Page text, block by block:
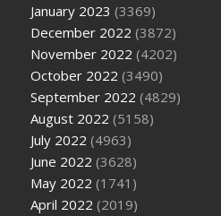
January 2023 (3369)
December 2022 (3872)
November 2022 (4202)
October 2022 (3490)
September 2022 (4829)
August 2022 (5158)
July 2022 (4963)
June 2022 (3628)
May 2022 (1741)
April 2022 (2019)